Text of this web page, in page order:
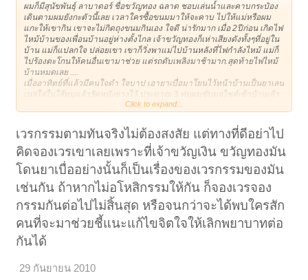
ผมก็มีสุนัขพันธุ์ ลาบาดอร์ ชื่อขวัญทอง ฉลาด ชอบเล่นน้ำและคาบกระป๋อง
เดินตามผมยังกะตัวนี้เลย เวลาใครซื้อขนมมาให้จะคาบ ไปให้แม่หรือผม
แกะให้เขากิน เขาจะไม่กิดถุงขนมกินเอง ใจดี น่ารักมาก เมื่อ 2ปีก่อน เกิดไฟ
ไหม้บ้านของเพื่อนบ้านอยู่ห่างตั้งไกล เจ้าขวัญทองก็เห่าเสียงดังทั้งๆที่อยู่ใน
บ้าน แม่ก็แปลกใจ ปล่อยเขา เขาก็วิ่งพาแม่ไปบ้านหลังที่ไฟกำลังไหม้ แม่ก็
ไปร้องตะโกนให้คนอื่นเขามาช่วย แต่รถดับเพลิงมาช้ามาก.สุดท้ายไฟไหม้
บ้านหมดเลย ....
เมื่ออาทิตย์ที่แล้วมีคนใจดำ ใจบาป เอายาเบื่อมาโยนไว้หน้าบ้านเป็นยาเลน
เนสใส่ในใส้หมูแล้วรัดหนังยางไว้ ประมาณ 3 ทุ่มผมขับมอไซค์เข้าบ้านเจ้า
ขวัญทองได้ยินเสียงรถก็ออกมา จังหวะเขาเห็นไส้หมูตรงถนนเขาก็กินลงไป
ช่วยกันเอาไข่ตอกใส่ปาก แต่ก็ช่วยเขาไม่ได้ ยามันแรงมาก เขาทรมานมาก
สุดท้ายเขาก็ตาย ผมและแม่เสียใจมาก เลี้ยงเขามาตั้งแต่เล็กยังไม่ปิดนม
ป้อนนมเป็นขวด เขามี น้องชื่อขวัญเงินอีกตัว เลี้ยงมา 7 ปี ขวัญเงินก็โดนยา
เบื่อไปเดือนที่แล้ว พี่คับ ไอ้คนที่มันมีจิตใจโหดร้ายวางยาเบื่อแบบนี้
กรรมจะตามมันทันจริงไหมคับหมาผมก็ไม่ได้ไปสร้างความเดือดร้อนอะไร
ให้เขาเลยสักนิด ตอนนี้แม่ผมยังไม่ดีขึ้นเลยยังดูเหงาๆอยู่เลยคับ เราคงไม่มี
วิธีการจัดการกับคนจำพวกนี้ได้เลยใช่ไหมคับ...
Click to expand...
เวรกรรมตามทันจริงไม่ต้องสงสัย แต่ทางที่ดีอย่าไป
คิดจองเวรเขาเลยเพราะที่เจ้าขวัญเงิน ขวัญทองมัน
โดนยาเบื่ออย่างนั้นก็เป็นเรื่องของเวรกรรมของมัน
เช่นกัน ถ้าหากไม่อโหสิกรรมให้กัน ก็จองเวรจอง
กรรมกันต่อไปไม่สิ้นสุด หรือจนกว่าจะได้พบใครสัก
คนที่จะมาช่วยชี้แนะแก้ไขจิตใจให้เลิกพยาบาทต่อ
กันได้
29 กันยายน 2010